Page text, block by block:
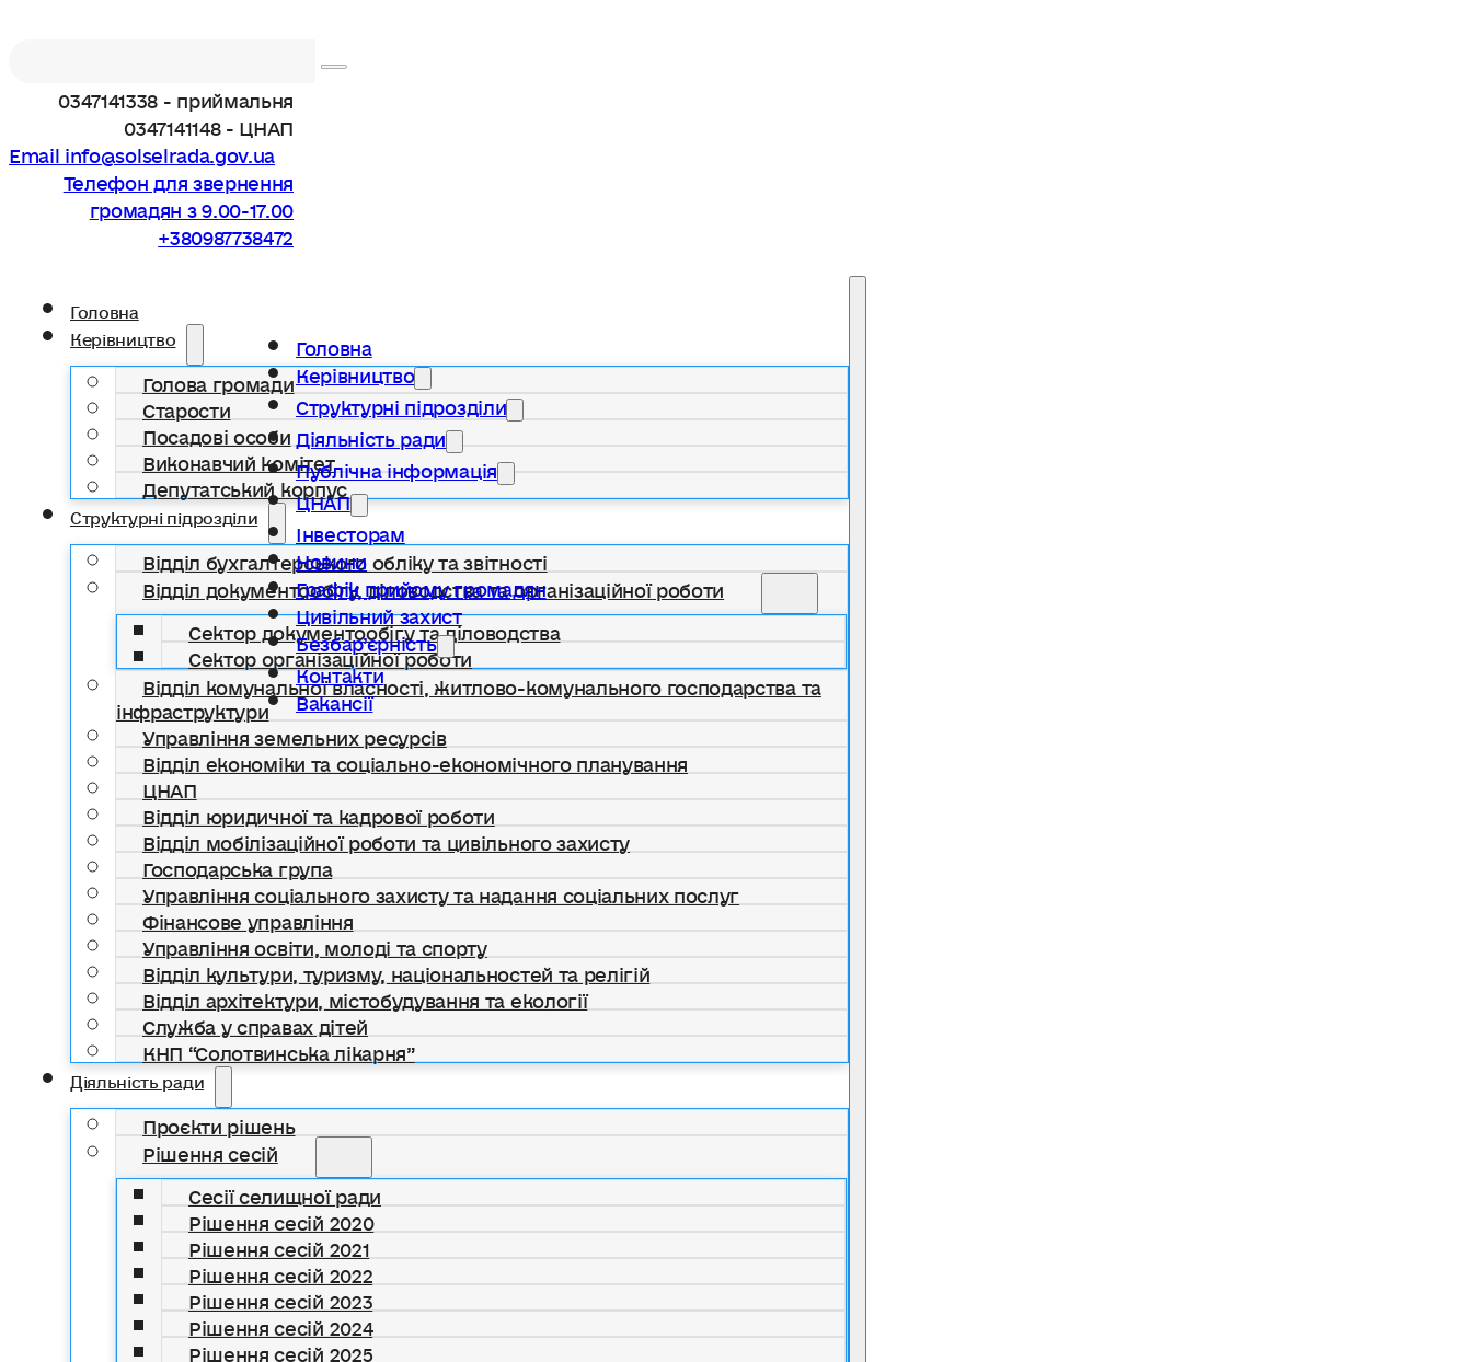
0347141338 - приймальня
0347141148 - ЦНАП
Email info@solselrada.gov.ua
Телефон для звернення
громадян з 9.00-17.00
+380987738472
Головна
Керівництво
Голова громади
Старости
Посадові особи
Виконавчий комітет
Депутатський корпус
Структурні підрозділи
Відділ бухгалтерського обліку та звітності
Відділ документообігу, діловодства та організаційної роботи
Сектор документообігу та діловодства
Сектор організаційної роботи
Відділ комунальної власності, житлово-комунального господарства та
інфраструктури
Управління земельних ресурсів
Відділ економіки та соціально-економічного планування
ЦНАП
Відділ юридичної та кадрової роботи
Відділ мобілізаційної роботи та цивільного захисту
Господарська група
Управління соціального захисту та надання соціальних послуг
Фінансове управління
Управління освіти, молоді та спорту
Відділ культури, туризму, національностей та релігій
Відділ архітектури, містобудування та екології
Служба у справах дітей
КНП “Солотвинська лікарня”
Діяльність ради
Проєкти рішень
Рішення сесій
Сесії селищної ради
Рішення сесій 2020
Рішення сесій 2021
Рішення сесій 2022
Рішення сесій 2023
Рішення сесій 2024
Рішення сесій 2025
Головна
Керівництво
Структурні підрозділи
Діяльність ради
Публічна інформація
ЦНАП
Інвесторам
Новини
Графік прийому громадян
Цивільний захист
Безбар’єрність
Контакти
Вакансії